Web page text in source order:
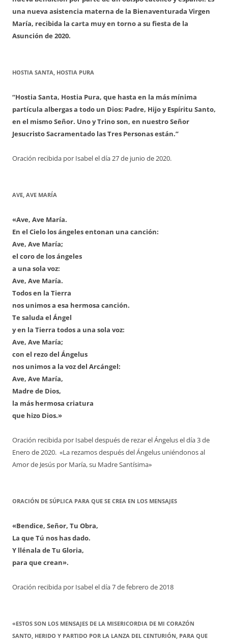
una nueva asistencia materna de la Bienaventurada Virgen
María, recibida la carta muy en torno a su fiesta de la
Asunción de 2020.
HOSTIA SANTA, HOSTIA PURA
“Hostia Santa, Hostia Pura, que hasta en la más mínima
partícula albergas a todo un Dios: Padre, Hijo y Espíritu Santo,
en el mismo Señor. Uno y Trino son, en nuestro Señor
Jesucristo Sacramentado las Tres Personas están.”
Oración recibida por Isabel el día 27 de junio de 2020.
AVE, AVE MARÍA
«Ave, Ave María.
En el Cielo los ángeles entonan una canción:
Ave, Ave María;
el coro de los ángeles
a una sola voz:
Ave, Ave María.
Todos en la Tierra
nos unimos a esa hermosa canción.
Te saluda el Ángel
y en la Tierra todos a una sola voz:
Ave, Ave María;
con el rezo del Ángelus
nos unimos a la voz del Arcángel:
Ave, Ave María,
Madre de Dios,
la más hermosa criatura
que hizo Dios.»
Oración recibida por Isabel después de rezar el Ángelus el día 3 de
Enero de 2020. «La rezamos después del Ángelus uniéndonos al
Amor de Jesús por María, su Madre Santísima»
ORACIÓN DE SÚPLICA PARA QUE SE CREA EN LOS MENSAJES
«Bendice, Señor, Tu Obra,
La que Tú nos has dado.
Y llénala de Tu Gloria,
para que crean».
Oración recibida por Isabel el día 7 de febrero de 2018
«ESTOS SON LOS MENSAJES DE LA MISERICORDIA DE MI CORAZÓN
SANTO, HERIDO Y PARTIDO POR LA LANZA DEL CENTURIÓN, PARA QUE